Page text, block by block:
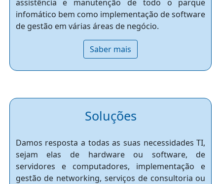
assistência e manutenção de todo o parque
infomático bem como implementação de software
de gestão em várias áreas de negócio.
Saber mais
Soluções
Damos resposta a todas as suas necessidades TI,
sejam elas de hardware ou software, de
servidores e computadores, implementação e
gestão de networking, serviços de consultoria ou